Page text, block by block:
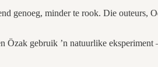
genoeg, minder te rook. Die outeurs,
Özak gebruik ’n natuurlike eksperiment